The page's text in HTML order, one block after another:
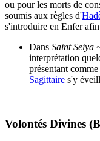
ou pour les morts de
soumis aux règles d'
s'introduire en Enfer afin
Dans Saint Seiya
interprétation
présentant
Sagittaire s'y
Volontés Divines